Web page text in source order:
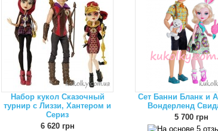
Набор кукол Сказочный
турнир с Лиззи, Хантером и
Сериз
6 620 грн
Сет Банни Бланк и
Вондерленд
5 700 грн